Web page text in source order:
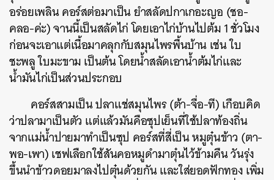
อร่อยเพลิน คอร์สต่อมาเป็น ยำสลัดปกาเกอะญอ (ชอ-
คลอ-ค่ะ) จานนี้เป็นสลัดไก่ โดยเอาไก่บ้านไปต้ม 1 ชั่วโมง
ก่อนจะเอาแต่เนื้อมาคลุกกับสมุนไพรพื้นบ้าน เช่น ใบ
ชะพลู ใบมะขาม เป็นต้น โดยน้ำสลัดเอาน้ำต้มไก่และ
น้ำมันไก่เป็นส่วนประกอบ
คอร์สสามเป็น ปลาแช่สมุนไพร (ต้า-จื่อ-ที) เกือบคิด
ว่าปลามาเป็นตัว แต่แล้วมันคือซุปเย็นที่ใช้ปลาท้องถิ่น
จากแม่น้ำปายมาทำเป็นซุป คอร์สที่สี่เป็น หมูตุ๋นข้าว (ตา-
พอ-เพา) เชฟเลือกใช้สันคอหมูดำมาตุ๋นไว้ข้ามคืน วันรุ่ง
ขึ้นนำข้าวดอยมาลงไปตุ๋นด้วยกัน และใส่ยอดฟักทอง เพิ่ม